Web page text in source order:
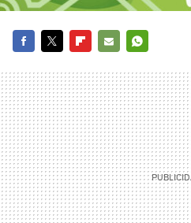
MAIL